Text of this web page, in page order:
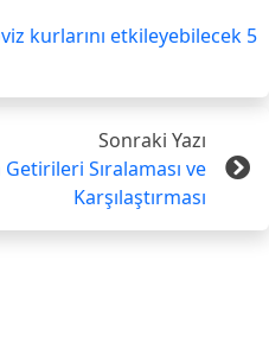
kurlarını etkileyebilecek 5
Sonraki Yazı
Sıralaması ve
Karşılaştırması